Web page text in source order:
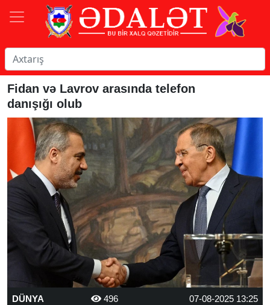
Fidan və Lavrov arasında telefon
danışığı olub
DÜNYA 496
07-08-2025 13:25